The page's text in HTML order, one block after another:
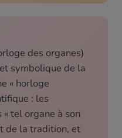
des organes)
symbolique de la
« horloge
: les
tel organe à son
de la tradition, et